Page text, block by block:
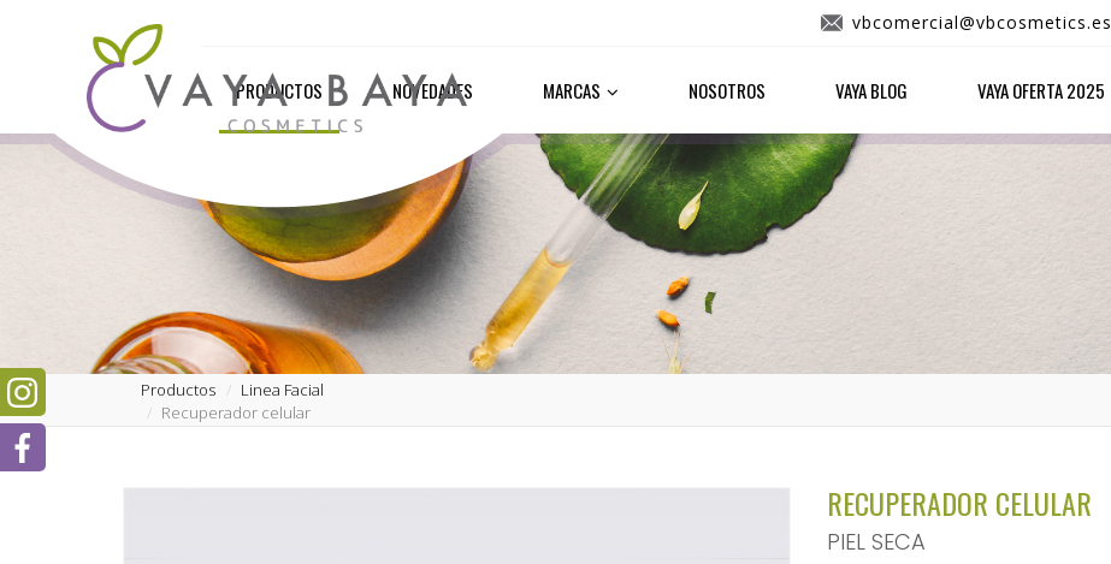
vbcomercial@vbcosmetics.es
PRODUCTOS NOVEDADES MARCAS NOSOTROS VAYA BLOG VAYA OFERTA 2025
Productos
Linea Facial
Recuperador celular
RECUPERADOR CELULAR
PIEL SECA